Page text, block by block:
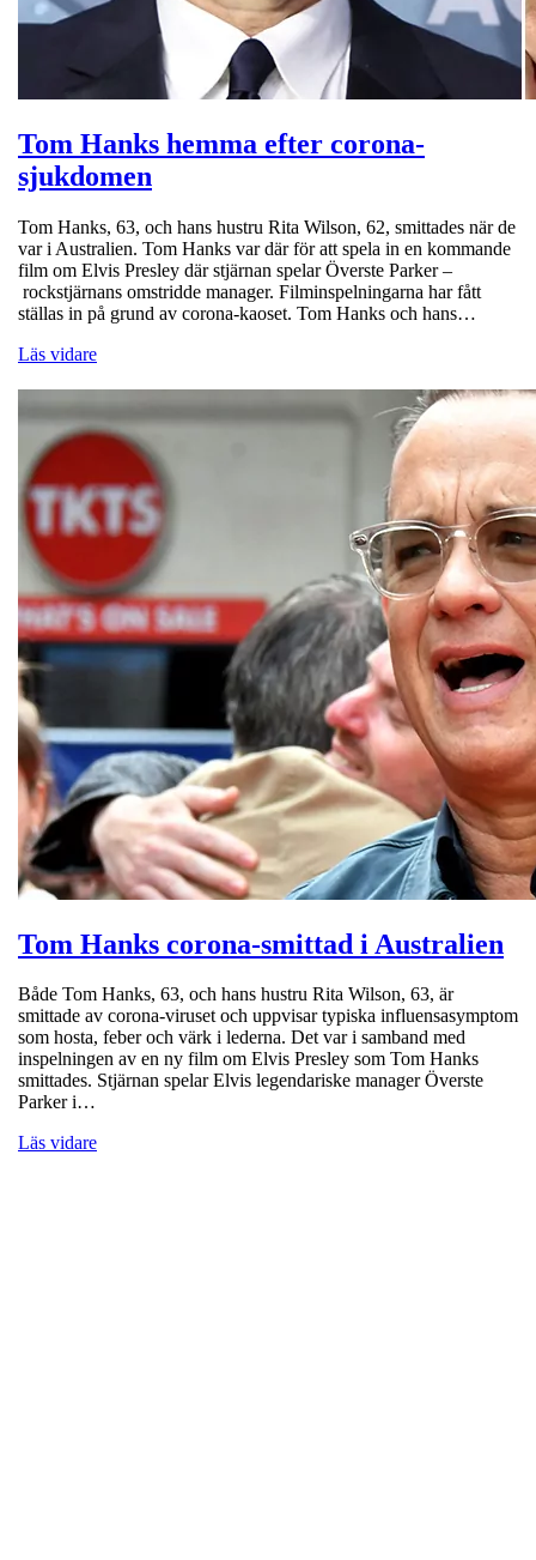
Tom Hanks hemma efter corona-
sjukdomen
Tom Hanks, 63, och hans hustru Rita Wilson, 62, smittades när de
var i Australien. Tom Hanks var där för att spela in en kommande
film om Elvis Presley där stjärnan spelar Överste Parker –
rockstjärnans omstridde manager. Filminspelningarna har fått
ställas in på grund av corona-kaoset. Tom Hanks och hans…
Läs vidare
Tom Hanks corona-smittad i Australien
Både Tom Hanks, 63, och hans hustru Rita Wilson, 63, är
smittade av corona-viruset och uppvisar typiska influensasymptom
som hosta, feber och värk i lederna. Det var i samband med
inspelningen av en ny film om Elvis Presley som Tom Hanks
smittades. Stjärnan spelar Elvis legendariske manager Överste
Parker i…
Läs vidare